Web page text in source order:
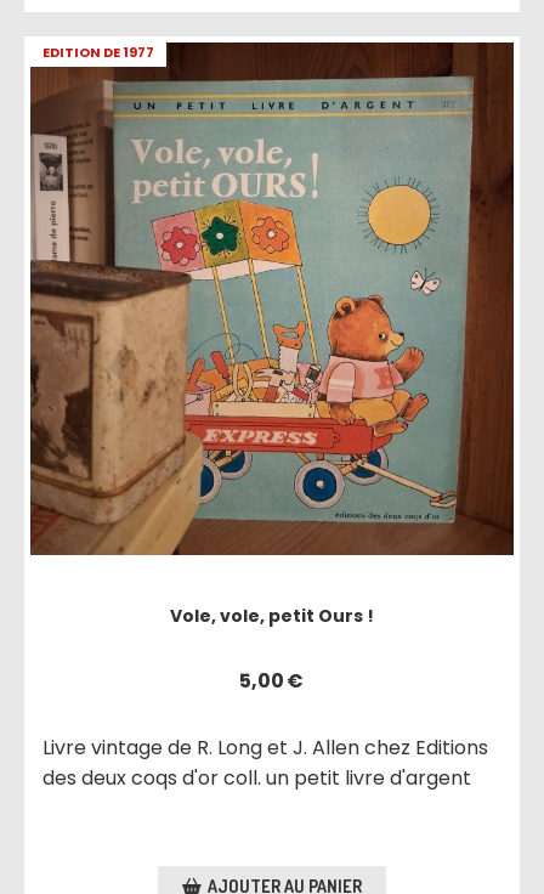
EDITION DE 1977
Vole, vole, petit Ours !
5,00€
Livre vintage de R. Long et J. Allen chez Editions
des deux coqs d'or coll. un petit livre d'argent
AJOUTER AU PANIER